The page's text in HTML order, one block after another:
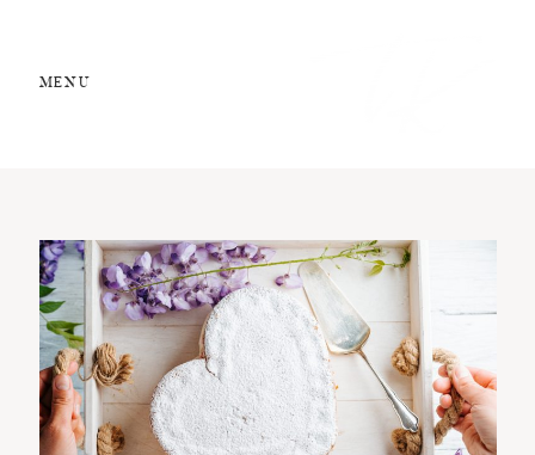
MENU
Kochschule
Rezepte
Über mich
Kontakt